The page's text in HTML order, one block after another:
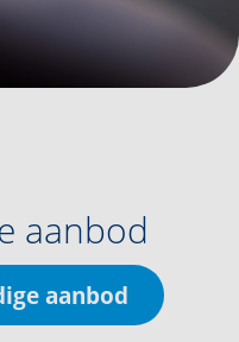
aanbod
aanbod